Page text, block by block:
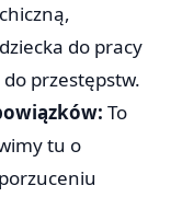
do pracy
przestępstw.
To
tu o